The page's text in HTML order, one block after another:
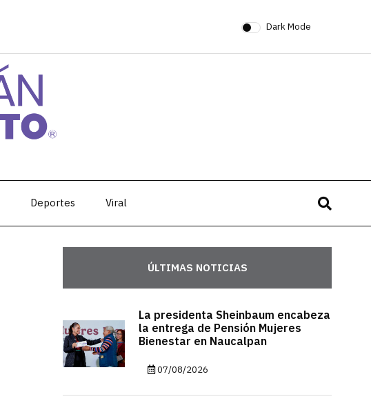
Dark Mode
Deportes Viral
ÚLTIMAS NOTICIAS
La presidenta Sheinbaum encabeza
la entrega de Pensión Mujeres
Bienestar en Naucalpan
07/08/2026